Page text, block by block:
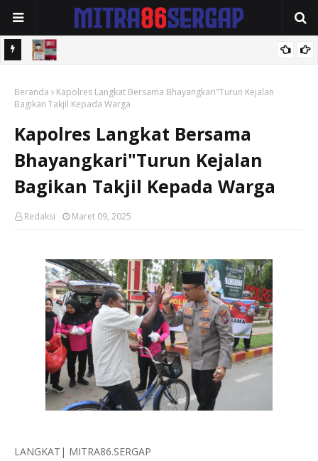
Hatta
Beranda
Kapolres Langkat Bersama Bhayangkari"Turun Kejalan
Bagikan Takjil Kepada Warga
Kapolres Langkat Bersama
Bhayangkari"Turun Kejalan
Bagikan Takjil Kepada Warga
Redaksi Maret 09, 2025
LANGKAT| MITRA86.SERGAP